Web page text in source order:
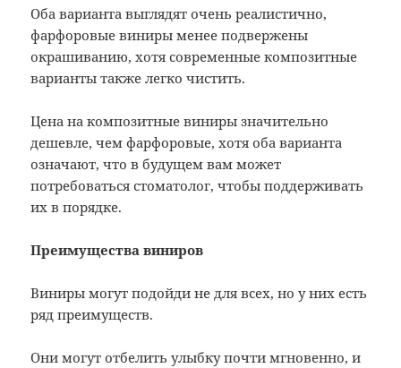
Оба варианта выглядят очень реалистично,
фарфоровые виниры менее подвержены
окрашиванию, хотя современные композитные
варианты также легко чистить.
Цена на композитные виниры значительно
дешевле, чем фарфоровые, хотя оба варианта
означают, что в будущем вам может
потребоваться стоматолог, чтобы поддерживать
их в порядке.
Преимущества виниров
Виниры могут подойди не для всех, но у них есть
ряд преимуществ.
Они могут отбелить улыбку почти мгновенно, и